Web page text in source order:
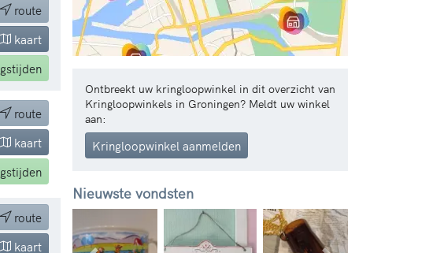
route
kaart
route
kaart
route
kaart
Ontbreekt uw kringloopwinkel in dit overzicht van
Kringloopwinkels in Groningen? Meldt uw winkel
aan:
Kringloopwinkel aanmelden
Nieuwste vondsten